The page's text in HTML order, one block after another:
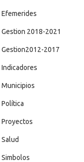
Efemerides
Gestion 2018-2021
Gestion2012-2017
Indicadores
Municipios
Política
Proyectos
Salud
Simbolos